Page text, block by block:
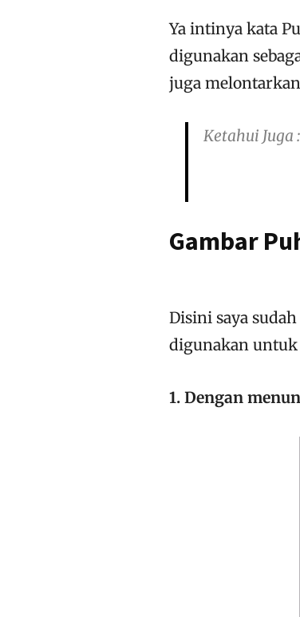
Ya intinya kata
digunakan
juga
Ketahui Juga
Gambar
Disini saya
digunakan untuk
1. Dengan